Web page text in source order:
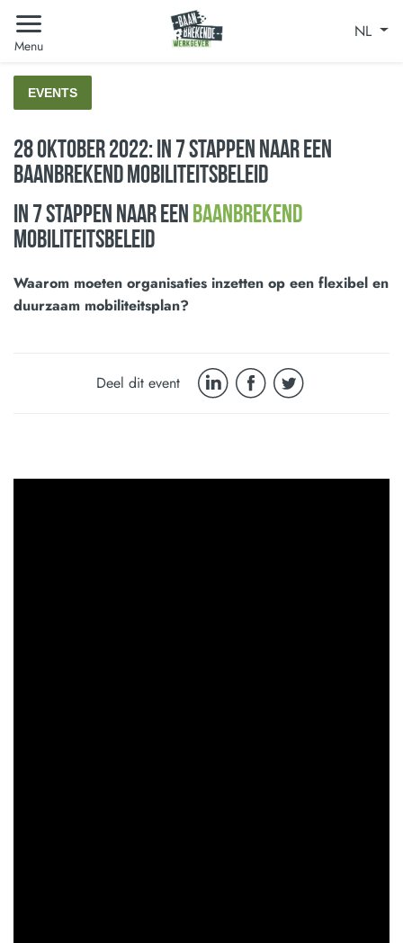
Menu
NL
EVENTS
28 oktober 2022: In 7 stappen naar een
baanbrekend mobiliteitsbeleid
In 7 stappen naar een baanbrekend
mobiliteitsbeleid
Waarom moeten organisaties inzetten op een flexibel en
duurzaam mobiliteitsplan?
Deel dit event